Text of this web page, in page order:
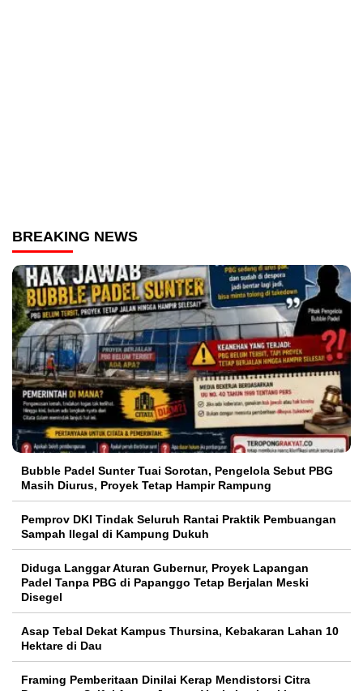
BREAKING NEWS
Bubble Padel Sunter Tuai Sorotan, Pengelola Sebut PBG
Masih Diurus, Proyek Tetap Hampir Rampung
Pemprov DKI Tindak Seluruh Rantai Praktik Pembuangan
Sampah Ilegal di Kampung Dukuh
Diduga Langgar Aturan Gubernur, Proyek Lapangan
Padel Tanpa PBG di Papanggo Tetap Berjalan Meski
Disegel
Asap Tebal Dekat Kampus Thursina, Kebakaran Lahan 10
Hektare di Dau
Framing Pemberitaan Dinilai Kerap Mendistorsi Citra